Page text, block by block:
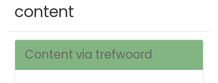
content
Content via trefwoord